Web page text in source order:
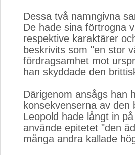
Dessa två namngivna
De hade sina förtrogna
respektive karaktärer
beskrivits som "en stor
fördragsamhet mot
han skyddade den
Därigenom ansågs han
konsekvenserna av
Leopold hade långt in
använde epitetet "den
många andra kallade